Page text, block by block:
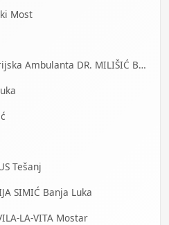
Most
Z.U. Specijalistička Pedijatrijska Ambulanta DR. MILIŠIĆ Banja Luka
Tešanj
SIMIĆ Banja Luka
LA-VITA Mostar